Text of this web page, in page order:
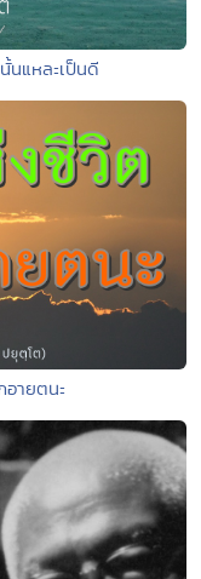
นแหละเป็นดี
ายตนะ